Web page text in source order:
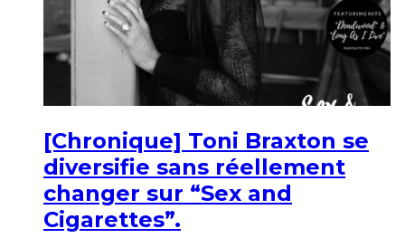
[Chronique] Toni Braxton se
diversifie sans réellement
changer sur “Sex and
Cigarettes”.